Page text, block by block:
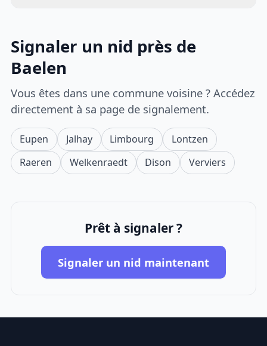
Signaler un nid près de
Baelen
Vous êtes dans une commune voisine ? Accédez
directement à sa page de signalement.
Eupen Jalhay Limbourg
Lontzen
Raeren
Welkenraedt Dison Verviers
Prêt à signaler ?
Signaler un nid maintenant